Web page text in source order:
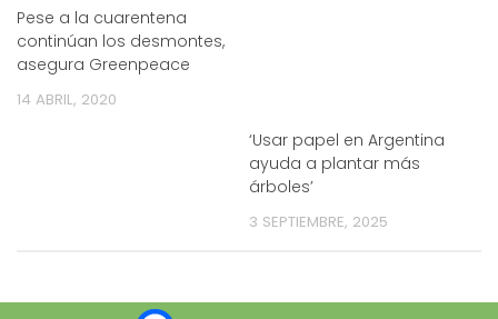
Pese a la cuarentena
continúan los desmontes,
asegura Greenpeace
14 ABRIL, 2020
‘Usar papel en Argentina
ayuda a plantar más
árboles’
3 SEPTIEMBRE, 2025